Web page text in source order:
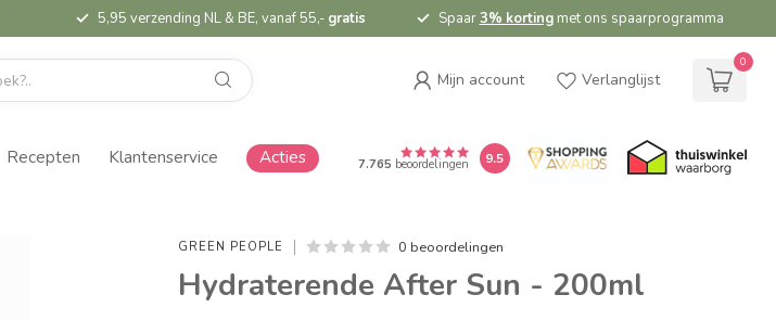
5,95 verzending NL & BE, vanaf 55,- gratis Spaar3% kortingmet ons spaarprogramma
Mijn account Verlanglijst
0
Recepten Klantenservice Acties 7.765 beoordelingen 9.5
GREEN PEOPLE 0 beoordelingen
Hydraterende After Sun - 200ml